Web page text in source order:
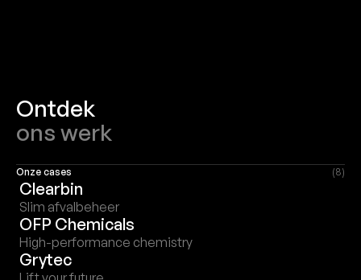
Ontdek
ons werk
Onze cases (8)
Clearbin
Slim afvalbeheer
OFP Chemicals
High-performance chemistry
Grytec